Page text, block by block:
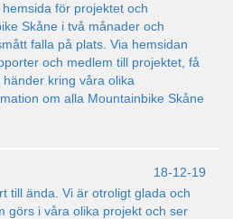
för projektet och
Skåne i två månader och
falla på plats. Via hemsidan
och medlem till projektet, få
kring våra olika
om alla Mountainbike Skåne
18-12-19
till ända. Vi är otroligt glada och
görs i våra olika projekt och ser